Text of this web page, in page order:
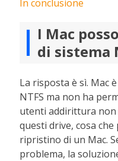
In conclusione
I Mac
di sistema
La risposta è sì. Mac
NTFS ma non ha
utenti addirittura non
questi drive, cosa
ripristino di un Mac.
problema, la